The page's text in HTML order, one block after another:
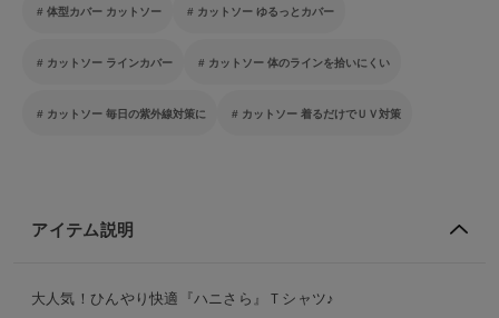
体型カバー カットソー カットソー ゆるっとカバー
カットソー ラインカバー カットソー 体のラインを拾いにくい
カットソー 毎日の紫外線対策に カットソー 着るだけでＵＶ対策
アイテム説明
大人気！ひんやり快適『ハニさら』Ｔシャツ♪